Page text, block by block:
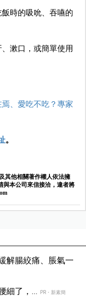
飯時的吸吮、吞嚥的
漱口，或簡單使用
、愛吃不吃？專家
。
其他相關著作權人依法擁
與本公司來信接洽，違者將
解腸絞痛、脹氣一
細了，...
PR・新素簡